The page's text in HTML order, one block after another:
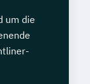
um die